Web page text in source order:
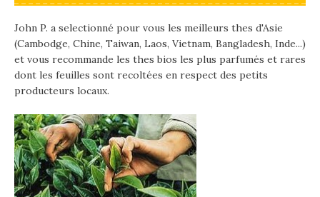
John P. a selectionné pour vous les meilleurs thes d'Asie
(Cambodge, Chine, Taiwan, Laos, Vietnam, Bangladesh, Inde...)
et vous recommande les thes bios les plus parfumés et rares
dont les feuilles sont recoltées en respect des petits
producteurs locaux.